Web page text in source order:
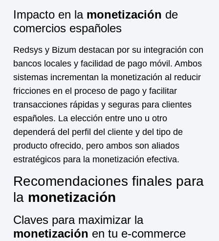
Impacto en la monetización de
comercios españoles
Redsys y Bizum destacan por su integración con
bancos locales y facilidad de pago móvil. Ambos
sistemas incrementan la monetización al reducir
fricciones en el proceso de pago y facilitar
transacciones rápidas y seguras para clientes
españoles. La elección entre uno u otro
dependerá del perfil del cliente y del tipo de
producto ofrecido, pero ambos son aliados
estratégicos para la monetización efectiva.
Recomendaciones finales para
la monetización
Claves para maximizar la
monetización en tu e-commerce